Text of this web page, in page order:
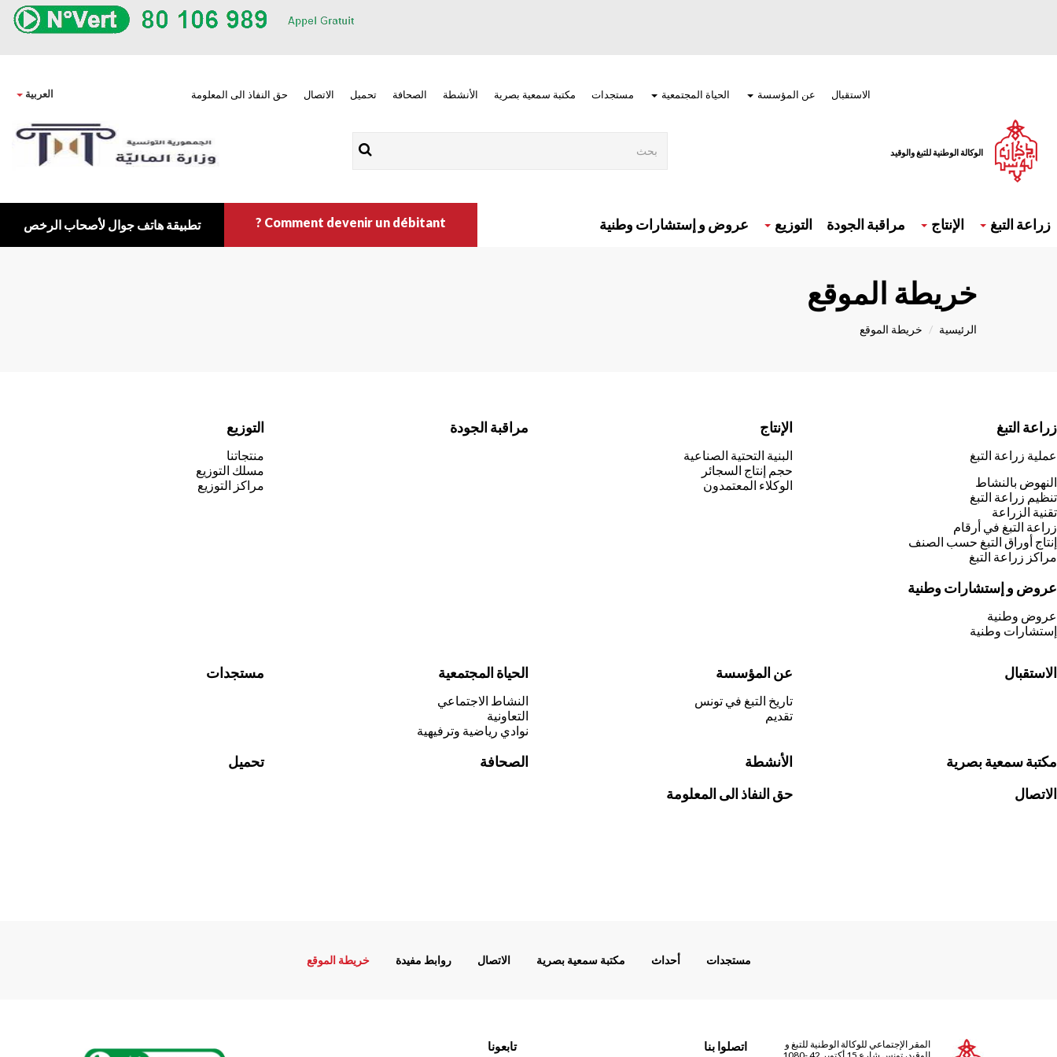
العربية الاستقبال عن المؤسسة الحياة المجتمعية مستجدات مكتبة سمعية بصرية الأنشطة الصحافة تحميل الاتصال حق النفاذ الى المعلومة
الوكالة الوطنية للتبغ والوقيد
principale
زراعة التبغ الإنتاج مراقبة الجودة التوزيع عروض و إستشارات وطنية Comment devenir un débitant ? تطبيقة هاتف جوال لأصحاب الرخص
خريطة الموقع
الرئيسية خريطة الموقع
زراعة التبغ
عملية زراعة التبغ
النهوض بالنشاط
تنظيم زراعة التبغ
تقنية الزراعة
زراعة التبغ في أرقام
إنتاج أوراق التبغ حسب الصنف
مراكز زراعة التبغ
الإنتاج
البنية التحتية الصناعية
حجم إنتاج السجائر
الوكلاء المعتمدون
مراقبة الجودة التوزيع
منتجاتنا
مسلك التوزيع
مراكز التوزيع
عروض و إستشارات وطنية
عروض وطنية
إستشارات وطنية
الاستقبال عن المؤسسة
تاريخ التبغ في تونس
تقديم
الحياة المجتمعية
النشاط الاجتماعي
التعاونية
نوادي رياضية وترفيهية
مستجدات
مكتبة سمعية بصرية الأنشطة الصحافة
تحميل
الاتصال
حق النفاذ الى المعلومة
مستجدات أحداث مكتبة سمعية بصرية الاتصال روابط مفيدة خريطة الموقع
المقر الإجتماعي للوكالة الوطنية للتبغ و
اتصلوا بنا تابعونا